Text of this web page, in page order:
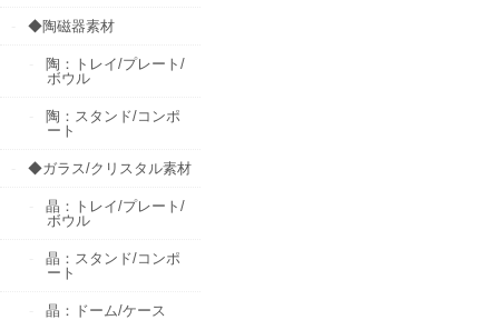
◆陶磁器素材
陶：トレイ/プレート/
ボウル
陶：スタンド/コンポ
ート
◆ガラス/クリスタル素材
晶：トレイ/プレート/
ボウル
晶：スタンド/コンポ
ート
晶：ドーム/ケース